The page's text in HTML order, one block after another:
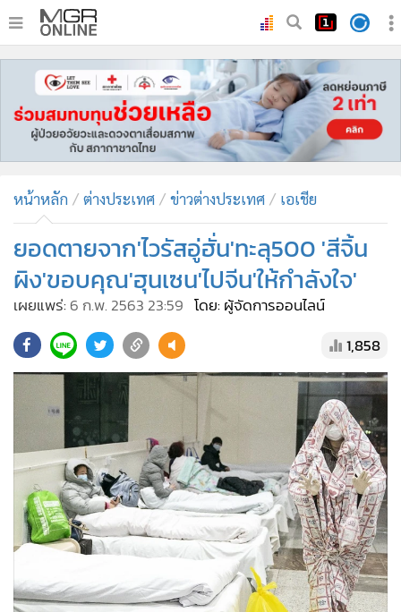
หน้าหลัก
ทันเหตุการณ์
• ภาคใต้
• บันเทิง
• คอลัมนิสต์
• ละคร
• Cyber BIZ
• ผู้จัดกวน
Good health & Well-being
Green Innovation & SD
• Management & HR
MGR Live
Infographic
การเมือง
• กีฬา
หน้าหลัก ต่างประเทศ ข่าวต่างประเทศ เอเชีย
ยอดตายจาก'ไวรัสอู่ฮั่น'ทะลุ500 'สีจิ้น
ผิง'ขอบคุณ'ฮุนเซน'ไปจีน'ให้กำลังใจ'
เผยแพร่:6 ก.พ. 2563 23:59 โดย: ผู้จัดการออนไลน์
1,858